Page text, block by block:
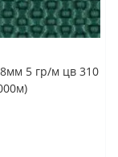
5 гр/м цв 310